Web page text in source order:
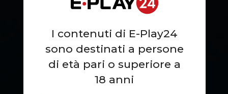
I contenuti di E-Play24
sono destinati a persone
di età pari o superiore a
18 anni